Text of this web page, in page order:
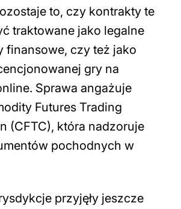
to, czy kontrakty te
traktowane jako legalne
finansowe, czy też jako
gry na
Sprawa angażuje
Futures Trading
(CFTC), która nadzoruje
pochodnych w
przyjęły jeszcze